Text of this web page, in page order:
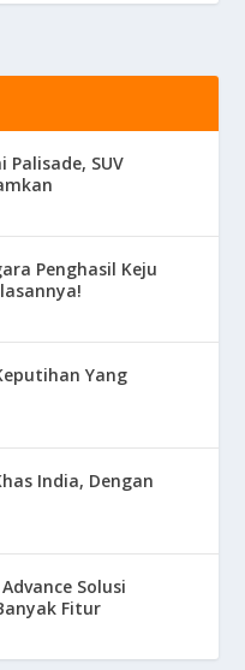
Palisade, SUV
Penghasil Keju
Yang
India, Dengan
Solusi
Fitur